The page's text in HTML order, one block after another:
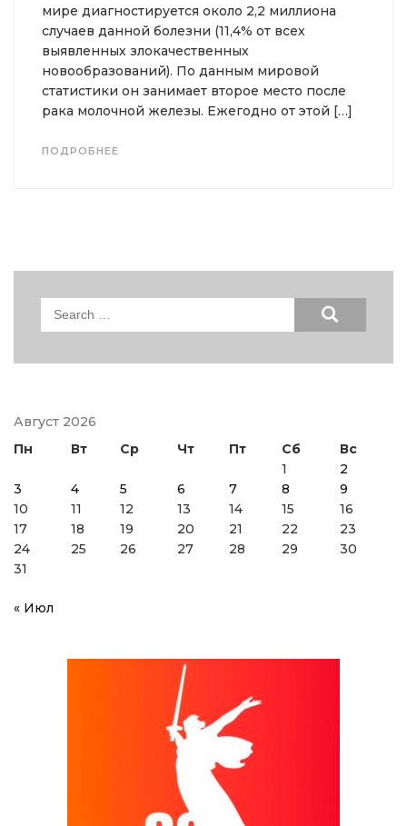
мире диагностируется около 2,2 миллиона
случаев данной болезни (11,4% от всех
выявленных злокачественных
новообразований). По данным мировой
статистики он занимает второе место после
рака молочной железы. Ежегодно от этой […]
ПОДРОБНЕЕ
Search
Август 2026
Пн
Вт Ср Чт Пт Сб
Вс
1
2
3
4 5 6 7 8
9
10
11 12 13 14 15
16
17
18 19 20 21 22
23
24
25 26 27 28 29
30
31
« Июл